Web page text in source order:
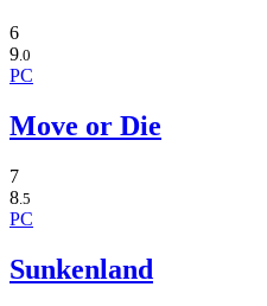
6
9.0
PC
Move or Die
7
8.5
PC
Sunkenland